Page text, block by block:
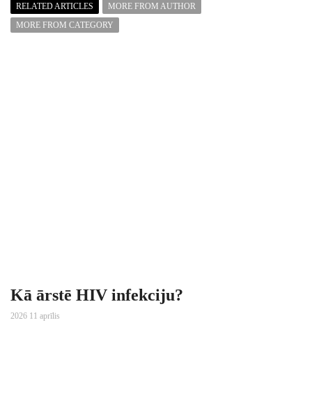
RELATED ARTICLES
MORE FROM AUTHOR
MORE FROM CATEGORY
Kā ārstē HIV infekciju?
2026 11 aprīlis